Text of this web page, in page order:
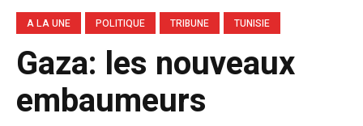
A LA UNE POLITIQUE TRIBUNE TUNISIE
Gaza: les nouveaux
embaumeurs